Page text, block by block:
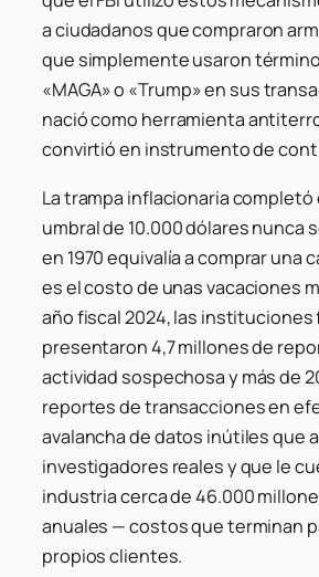
a ciudadanos que compraron
que simplemente usaron
«MAGA» o «Trump» en sus
nació como herramienta
convirtió en instrumento de
La trampa inflacionaria completó
umbral de 10.000 dólares nunca
en 1970 equivalía a comprar una
es el costo de unas vacaciones
año fiscal 2024, las instituciones
presentaron 4,7 millones de
actividad sospechosa y más de
reportes de transacciones en
avalancha de datos inútiles que
investigadores reales y que le
industria cerca de 46.000
anuales — costos que terminan
propios clientes.